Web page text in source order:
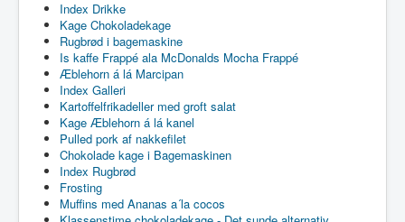
Index Drikke
Kage Chokoladekage
Rugbrød i bagemaskine
Is kaffe Frappé ala McDonalds Mocha Frappé
Æblehorn á lá Marcipan
Index Galleri
Kartoffelfrikadeller med groft salat
Kage Æblehorn á lá kanel
Pulled pork af nakkefilet
Chokolade kage i Bagemaskinen
Index Rugbrød
Frosting
Muffins med Ananas a´la cocos